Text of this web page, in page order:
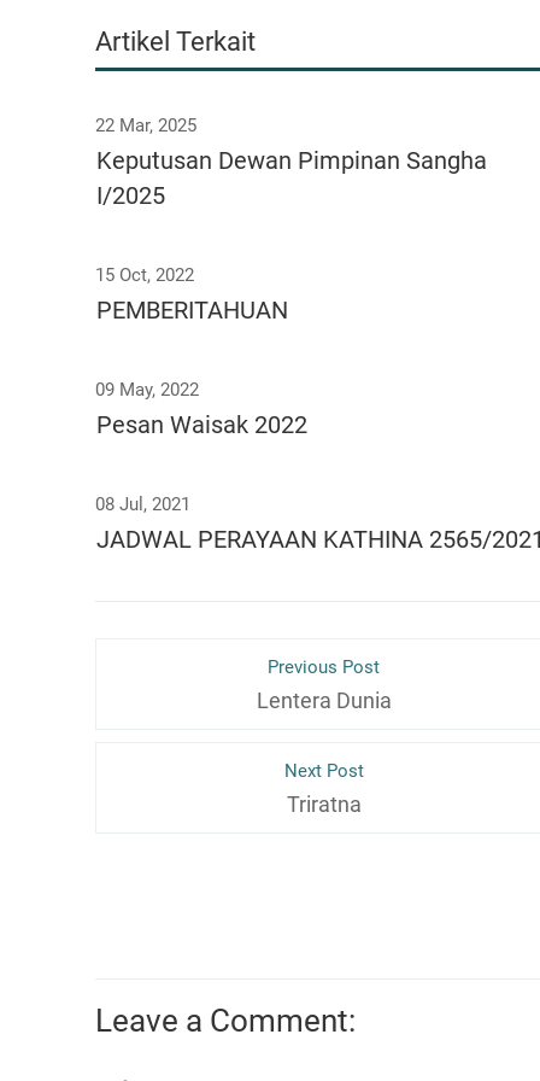
Artikel Terkait
22 Mar, 2025
Keputusan Dewan Pimpinan Sangha
I/2025
15 Oct, 2022
PEMBERITAHUAN
09 May, 2022
Pesan Waisak 2022
08 Jul, 2021
JADWAL PERAYAAN KATHINA 2565/
Previous Post
Lentera Dunia
Next Post
Triratna
Leave a Comment: